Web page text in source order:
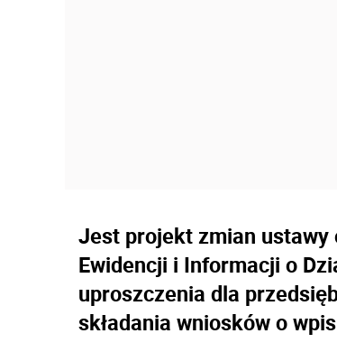
Jest projekt zmian ustawy
Ewidencji i Informacji o
uproszczenia dla
składania wniosków o